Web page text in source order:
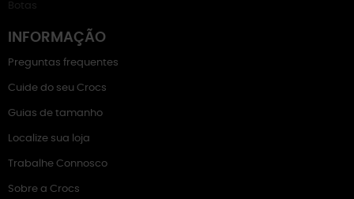
Botas
INFORMAÇÃO
Preguntas frequentes
Cuide do seu Crocs
Guias de tamanho
Localize sua loja
Trabalhe Connosco
Sobre a Crocs